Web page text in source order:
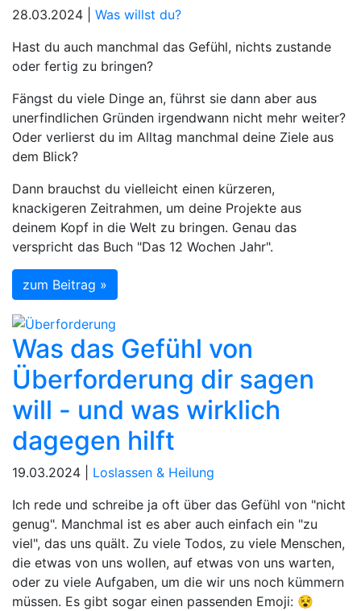
28.03.2024 | Was willst du?
Hast du auch manchmal das Gefühl, nichts zustande
oder fertig zu bringen?
Fängst du viele Dinge an, führst sie dann aber aus
unerfindlichen Gründen irgendwann nicht mehr weiter?
Oder verlierst du im Alltag manchmal deine Ziele aus
dem Blick?
Dann brauchst du vielleicht einen kürzeren,
knackigeren Zeitrahmen, um deine Projekte aus
deinem Kopf in die Welt zu bringen. Genau das
verspricht das Buch "Das 12 Wochen Jahr".
zum Beitrag »
Was das Gefühl von
Überforderung dir sagen
will - und was wirklich
dagegen hilft
19.03.2024 | Loslassen & Heilung
Ich rede und schreibe ja oft über das Gefühl von "nicht
genug". Manchmal ist es aber auch einfach ein "zu
viel", das uns quält. Zu viele Todos, zu viele Menschen,
die etwas von uns wollen, auf etwas von uns warten,
oder zu viele Aufgaben, um die wir uns noch kümmern
müssen. Es gibt sogar einen passenden Emoji: 😵